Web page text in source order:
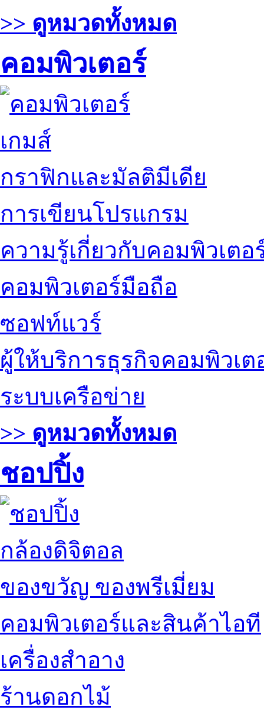
>> ดูหมวดทั้งหมด
คอมพิวเตอร์
เกมส์
กราฟิกและมัลติมีเดีย
การเขียนโปรแกรม
ความรู้เกี่ยวกับคอมพิวเตอ
คอมพิวเตอร์มือถือ
ซอฟท์แวร์
ผู้ให้บริการธุรกิจคอมพิวเต
ระบบเครือข่าย
>> ดูหมวดทั้งหมด
ชอปปิ้ง
กล้องดิจิตอล
ของขวัญ ของพรีเมี่ยม
คอมพิวเตอร์และสินค้าไอที
เครื่องสำอาง
ร้านดอกไม้